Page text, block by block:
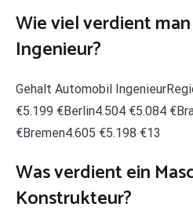
Wie viel verdient
Ingenieur?
Gehalt Automobil
€5.199 €Berlin4.504 €5.084
€Bremen4.605 €5.198 €13
Was verdient ein
Konstrukteur?